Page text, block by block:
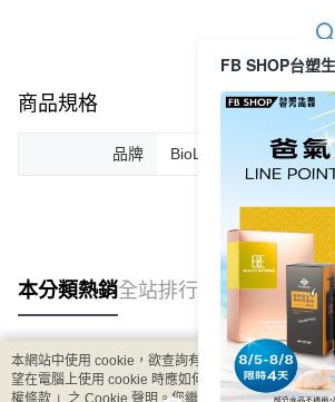
商品規格
品牌 BioLead
本分類熱銷全站排行
熱門標籤
本網站中使用 cookie，欲查詢有關本網站使用 cookie
望在電腦上使用 cookie 時應如何變更電腦的 cookie 設
權條款 」之 Cookie 聲明。您繼續使用本網站即表示您
FB SHOP台塑